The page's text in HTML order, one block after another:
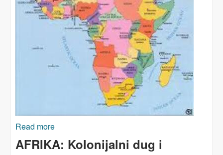
Read more
rat
AFRIKA: Kolonijalni dug i